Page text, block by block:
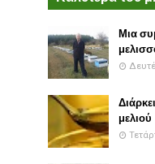
Μια
μελιού